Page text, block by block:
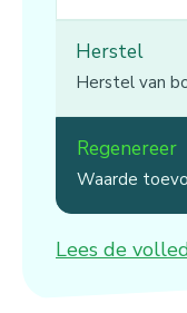
Herstel
Herstel van
Regenereer
Waarde
Lees de